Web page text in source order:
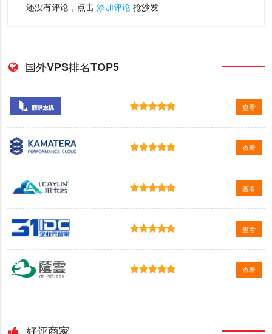
还没有评论，点击 添加评论抢沙发
国外VPS排名TOP5
查看
查看
查看
查看
查看